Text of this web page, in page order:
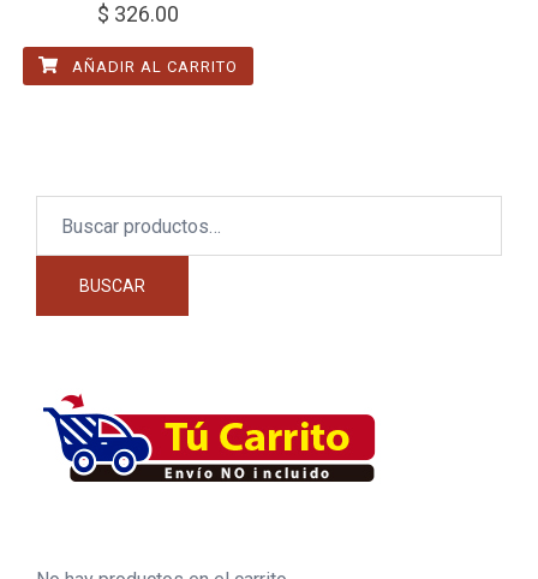
$ 326.00
AÑADIR AL CARRITO
BUSCAR